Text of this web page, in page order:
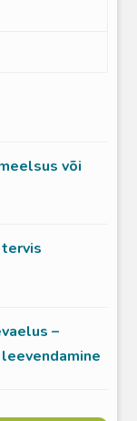
või
tervis
–